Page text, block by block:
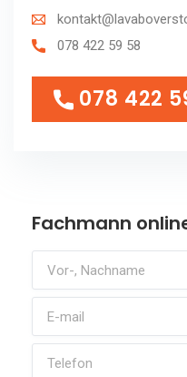
078 422 59 58
078 422
078 422
Fachmann